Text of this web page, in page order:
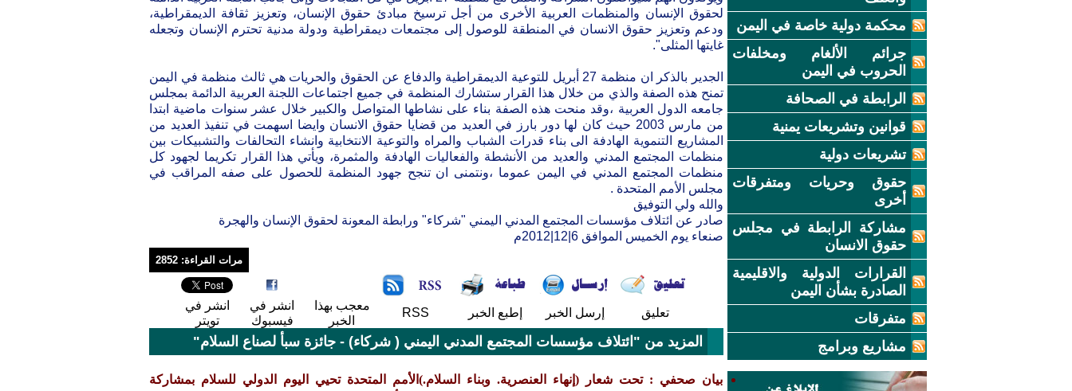
محكمة دولية خاصة في اليمن
جرائم الألغام ومخلفات
الحروب في اليمن
الرابطة في الصحافة
قوانين وتشريعات يمنية
تشريعات دولية
حقوق وحريات ومتفرقات
أخرى
مشاركة الرابطة في مجلس
حقوق الانسان
القرارات الدولية والاقليمية
الصادرة بشأن اليمن
متفرقات
مشاريع وبرامج
لحقوق الإنسان والمنظمات العربية الأخرى من أجل ترسيخ مبادئ حقوق الإنسان، وتعزيز ثقافة الديمقراطية،
ودعم وتعزيز حقوق الانسان في المنطقة للوصول إلى مجتمعات ديمقراطية ودولة مدنية تحترم الإنسان وتجعله
غايتها المثلى".
الجدير بالذكر ان منظمة 27 أبريل للتوعية الديمقراطية والدفاع عن الحقوق والحريات هي ثالث منظمة في اليمن
تمنح هذه الصفة والذي من خلال هذا القرار ستشارك المنظمة في جميع اجتماعات اللجنة العربية الدائمة بمجلس
جامعه الدول العربية ،وقد منحت هذه الصفة بناء على نشاطها المتواصل والكبير خلال عشر سنوات ماضية ابتدا
من مارس 2003 حيث كان لها دور بارز في العديد من قضايا حقوق الانسان وايضا اسهمت في تنفيذ العديد من
المشاريع التنموية الهادفة الى بناء قدرات الشباب والمراه والتوعية الانتخابية وانشاء التحالفات والتشبيكات بين
منظمات المجتمع المدني والعديد من الأنشطة والفعاليات الهادفة والمثمرة، ويأتي هذا القرار تكريما لجهود كل
منظمات المجتمع المدني في اليمن عموما ،ونتمنى ان تنجح جهود المنظمة للحصول على صفه المراقب في
مجلس الأمم المتحدة .
والله ولي التوفيق
صادر عن ائتلاف مؤسسات المجتمع المدني اليمني "شركاء" ورابطة المعونة لحقوق الإنسان والهجرة
صنعاء يوم الخميس الموافق 6|12|2012م
مرات القراءة: 2852
تعليق إرسل الخبر إطبع الخبر RSS
معجب بهذا
الخبر
انشر في
فيسبوك
انشر في
تويتر
المزيد من "ائتلاف مؤسسات المجتمع المدني اليمني ( شركاء) - جائزة سبأ لصناع السلام"
بيان صحفي : تحت شعار (إنهاء العنصرية. وبناء السلام.)الأمم المتحدة تحيي اليوم الدولي للسلام بمشاركة